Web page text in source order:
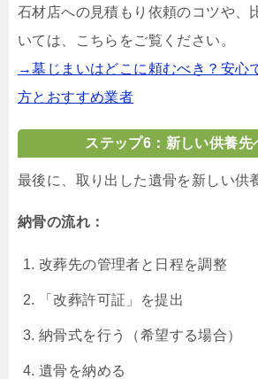
石材店への見積もり依頼のコツや、
いては、こちらをご覧ください。
→墓じまいはどこに頼むべき？安心
方とおすすめ業者
ステップ6：新しい供養先
最後に、取り出した遺骨を新しい供
納骨の流れ：
改葬先の管理者と日程を調整
「改葬許可証」を提出
納骨式を行う（希望する場合）
遺骨を納める